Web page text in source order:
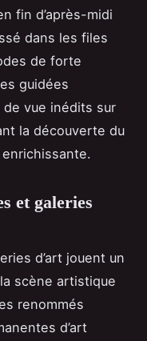
fin d’après-midi
dans les files
de forte
guidées
vue inédits sur
la découverte du
et galeries
d’art jouent un
scène artistique
renommés
d’art